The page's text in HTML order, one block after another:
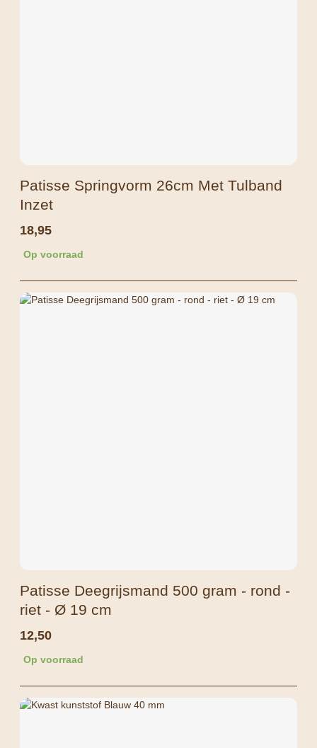
Patisse Springvorm 26cm Met Tulband
Inzet
18,95
Op voorraad
Patisse Deegrijsmand 500 gram - rond -
riet - Ø 19 cm
12,50
Op voorraad